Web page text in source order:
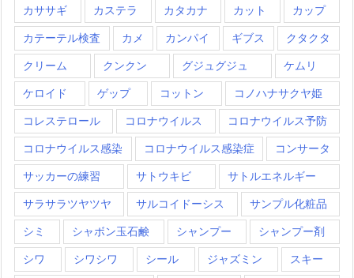
カササギ カステラ カタカナ カット カップ
カテーテル検査 カメ カンパイ ギブス クタクタ
クリーム クンクン グジュグジュ ケムリ
ケロイド ゲップ コットン コノハナサクヤ姫
コレステロール コロナウイルス コロナウイルス予防
コロナウイルス感染 コロナウイルス感染症 コンサータ
サッカーの練習 サトウキビ サトルエネルギー
サラサラツヤツヤ サルコイドーシス サンプル化粧品
シミ シャボン玉石鹸 シャンプー シャンプー剤
シワ シワシワ シール ジャズミン スキー